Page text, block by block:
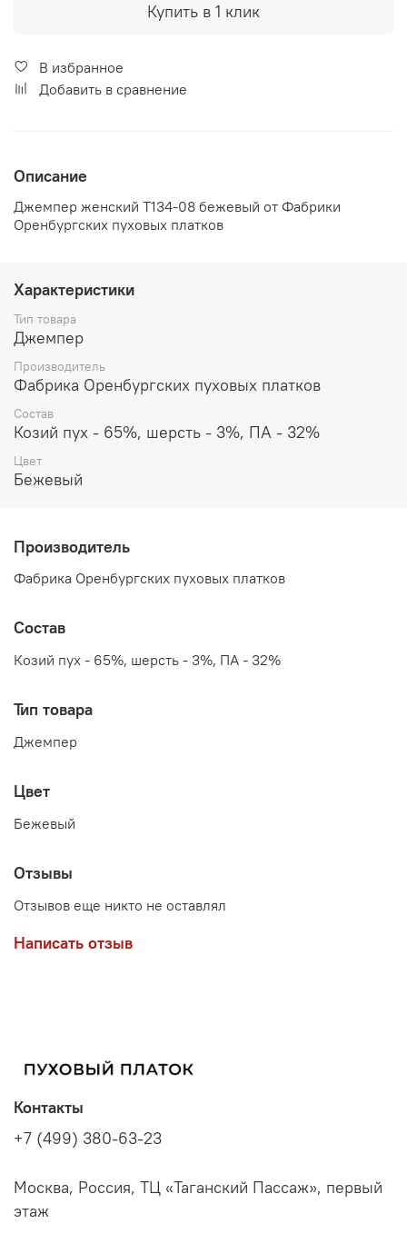
Купить в 1 клик
В избранное
Добавить в сравнение
Описание
Джемпер женский Т134-08 бежевый от Фабрики
Оренбургских пуховых платков
Характеристики
Тип товара
Джемпер
Производитель
Фабрика Оренбургских пуховых платков
Состав
Козий пух - 65%, шерсть - 3%, ПА - 32%
Цвет
Бежевый
Производитель
Фабрика Оренбургских пуховых платков
Состав
Козий пух - 65%, шерсть - 3%, ПА - 32%
Тип товара
Джемпер
Цвет
Бежевый
Отзывы
Отзывов еще никто не оставлял
Написать отзыв
Контакты
+7 (499) 380-63-23
Москва, Россия, ТЦ «Таганский Пассаж», первый
этаж